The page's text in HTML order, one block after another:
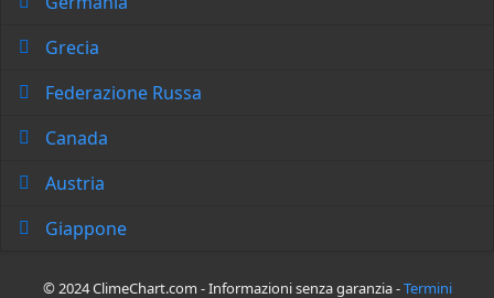
Grecia
Federazione Russa
Canada
Austria
Giappone
© 2024 ClimeChart.com - Informazioni senza garanzia -Termini